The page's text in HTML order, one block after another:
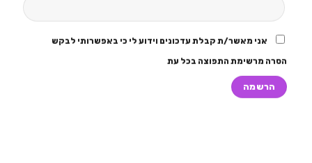
אני מאשר/ת קבלת עדכונים וידוע לי כי באפשרותי לבקש
הסרה מרשימת התפוצה בכל עת